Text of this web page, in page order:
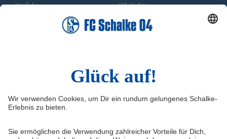
Service & Kontakt
Erklärung zur Barrierefreiheit
Tickets
VELTINS-Arena
YouTube
WhatsApp
Sina Weibo